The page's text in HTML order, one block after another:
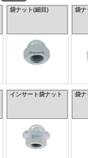
袋ナット(細目) 袋ナ
インサート袋ナット 袋